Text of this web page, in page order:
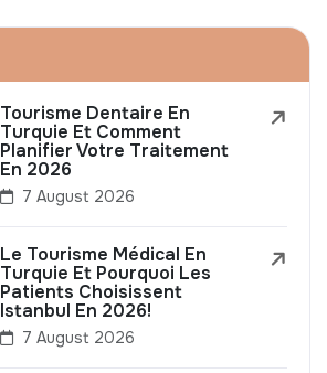
Tourisme Dentaire En
Turquie Et Comment
Planifier Votre Traitement
En 2026
7 August 2026
Le Tourisme Médical En
Turquie Et Pourquoi Les
Patients Choisissent
Istanbul En 2026!
7 August 2026